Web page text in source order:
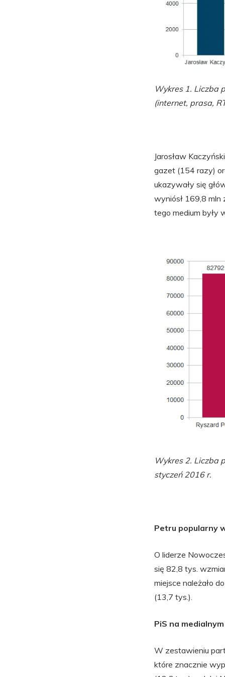
Wykres 1. Liczba
(internet, prasa,
Jarosław
gazet (154 razy)
ukazywały się
wyniósł 169,8 mln
tego medium były
Wykres 2. Liczba
styczeń 2016 r.
Petru popularny
O liderze
się 82,8 tys.
miejsce należało
(13,7 tys.).
PiS na
W zestawieniu
które znacznie